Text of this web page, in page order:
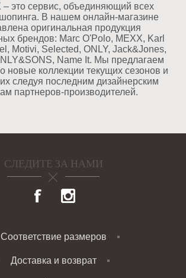
– это сервис, объединяющий всех
В нашем онлайн-магазине
оригинальная продукция
брендов: Marc O'Polo, MEXX, Karl
Motivi, Selected, ONLY, Jack&Jones,
Name It. Мы предлагаем
новые коллекции текущих сезонов и
следуя последним дизайнерским
партнеров-производителей.
СЛЕДИТЕ ЗА НАМИ
Соответствие размеров
Доставка и возврат